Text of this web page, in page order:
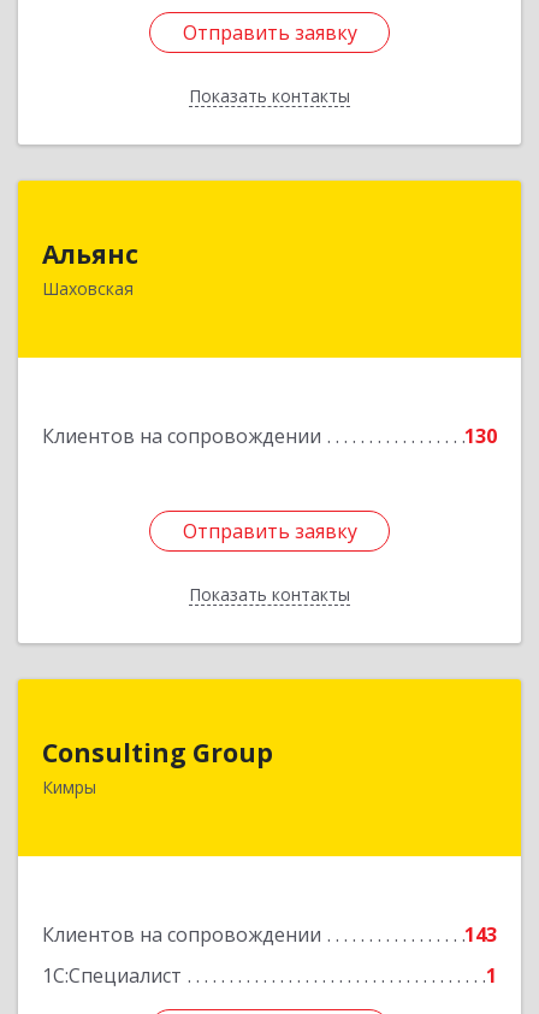
Отправить заявку
Показать контакты
Отправить заявку
Назад
Альянс
Шаховская
Клиентов на сопровождении 130
Отправить заявку
Показать контакты
рп.Шаховская, ул.1-я Советская, дом № 44
Подробнее
Отправить заявку
Назад
Consulting Group
Кимры
Клиентов на сопровождении
143
1С:Специалист
1
171507, Тверская обл, Кимры г, Малая Садовая
Подробнее